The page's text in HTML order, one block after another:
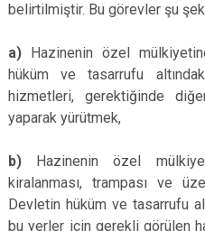
Gönen
belirtilmiştir. Bu görevler şu
a) Hazinenin özel
hüküm ve tasarrufu
hizmetleri, gerektiğinde
yaparak yürütmek,
b) Hazinenin özel
kiralanması, trampası ve
Devletin hüküm ve tasarrufu
bu yerler için gerekli görülen